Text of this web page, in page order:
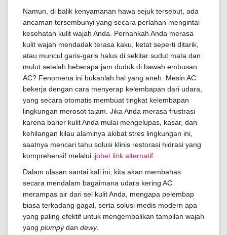
Namun, di balik kenyamanan hawa sejuk tersebut, ada
ancaman tersembunyi yang secara perlahan mengintai
kesehatan kulit wajah Anda. Pernahkah Anda merasa
kulit wajah mendadak terasa kaku, ketat seperti ditarik,
atau muncul garis-garis halus di sekitar sudut mata dan
mulut setelah beberapa jam duduk di bawah embusan
AC? Fenomena ini bukanlah hal yang aneh. Mesin AC
bekerja dengan cara menyerap kelembapan dari udara,
yang secara otomatis membuat tingkat kelembapan
lingkungan merosot tajam. Jika Anda merasa frustrasi
karena barier kulit Anda mulai mengelupas, kasar, dan
kehilangan kilau alaminya akibat stres lingkungan ini,
saatnya mencari tahu solusi klinis restorasi hidrasi yang
komprehensif melalui ijobet link alternatif
Dalam ulasan santai kali ini, kita akan membahas
secara mendalam bagaimana udara kering AC
merampas air dari sel kulit Anda, mengapa pelembap
biasa terkadang gagal, serta solusi medis modern apa
yang paling efektif untuk mengembalikan tampilan wajah
yang plumpydan dewy.